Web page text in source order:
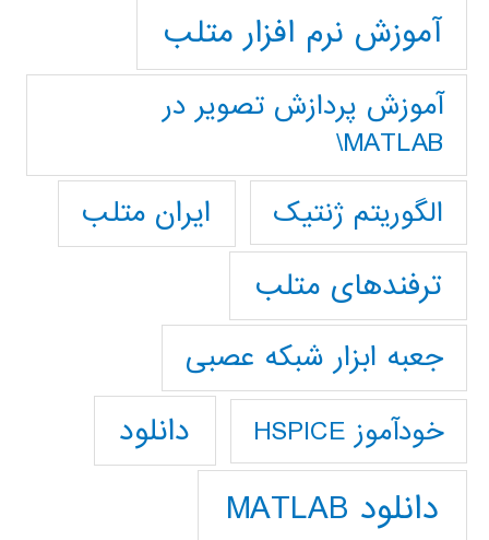
آموزش نرم افزار متلب
آموزش پردازش تصوير در
MATLAB\
الگوریتم ژنتیک
ایران متلب
ترفندهای متلب
جعبه ابزار شبکه عصبی
خودآموز HSPICE دانلود
دانلود MATLAB